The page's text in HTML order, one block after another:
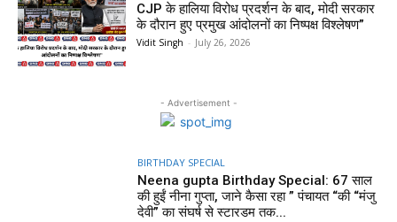
CJP के हालिया विरोध प्रदर्शन के बाद, मोदी सरकार
के दौरान हुए प्रमुख आंदोलनों का निष्पक्ष विश्लेषण”
Vidit Singh - July 26, 2026
- Advertisement -
BIRTHDAY SPECIAL
Neena gupta Birthday Special: 67 साल
की हुईं नीना गुप्ता, जाने कैसा रहा ” पंचायत “की “मंजु
देवी” का संघर्ष से स्टारडम तक...